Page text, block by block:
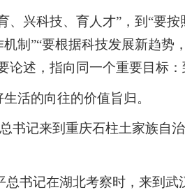
、兴科技、育人才”，到“要
制”“要根据科技发展新趋
述，指向同一个重要目标：
活的向往的价值旨归。
书记来到重庆石柱土家族自
总书记在湖北考察时，来到